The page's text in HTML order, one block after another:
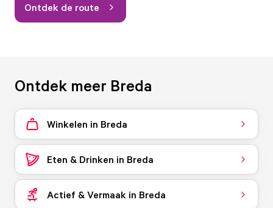
Ontdek de route
Ontdek meer Breda
Winkelen in Breda
Eten & Drinken in Breda
Actief & Vermaak in Breda